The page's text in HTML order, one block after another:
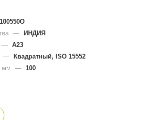
— ИНДИЯ
— A23
— Квадратный, ISO 15552
мм
— 100